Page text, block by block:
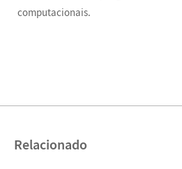
computacionais.
Relacionado